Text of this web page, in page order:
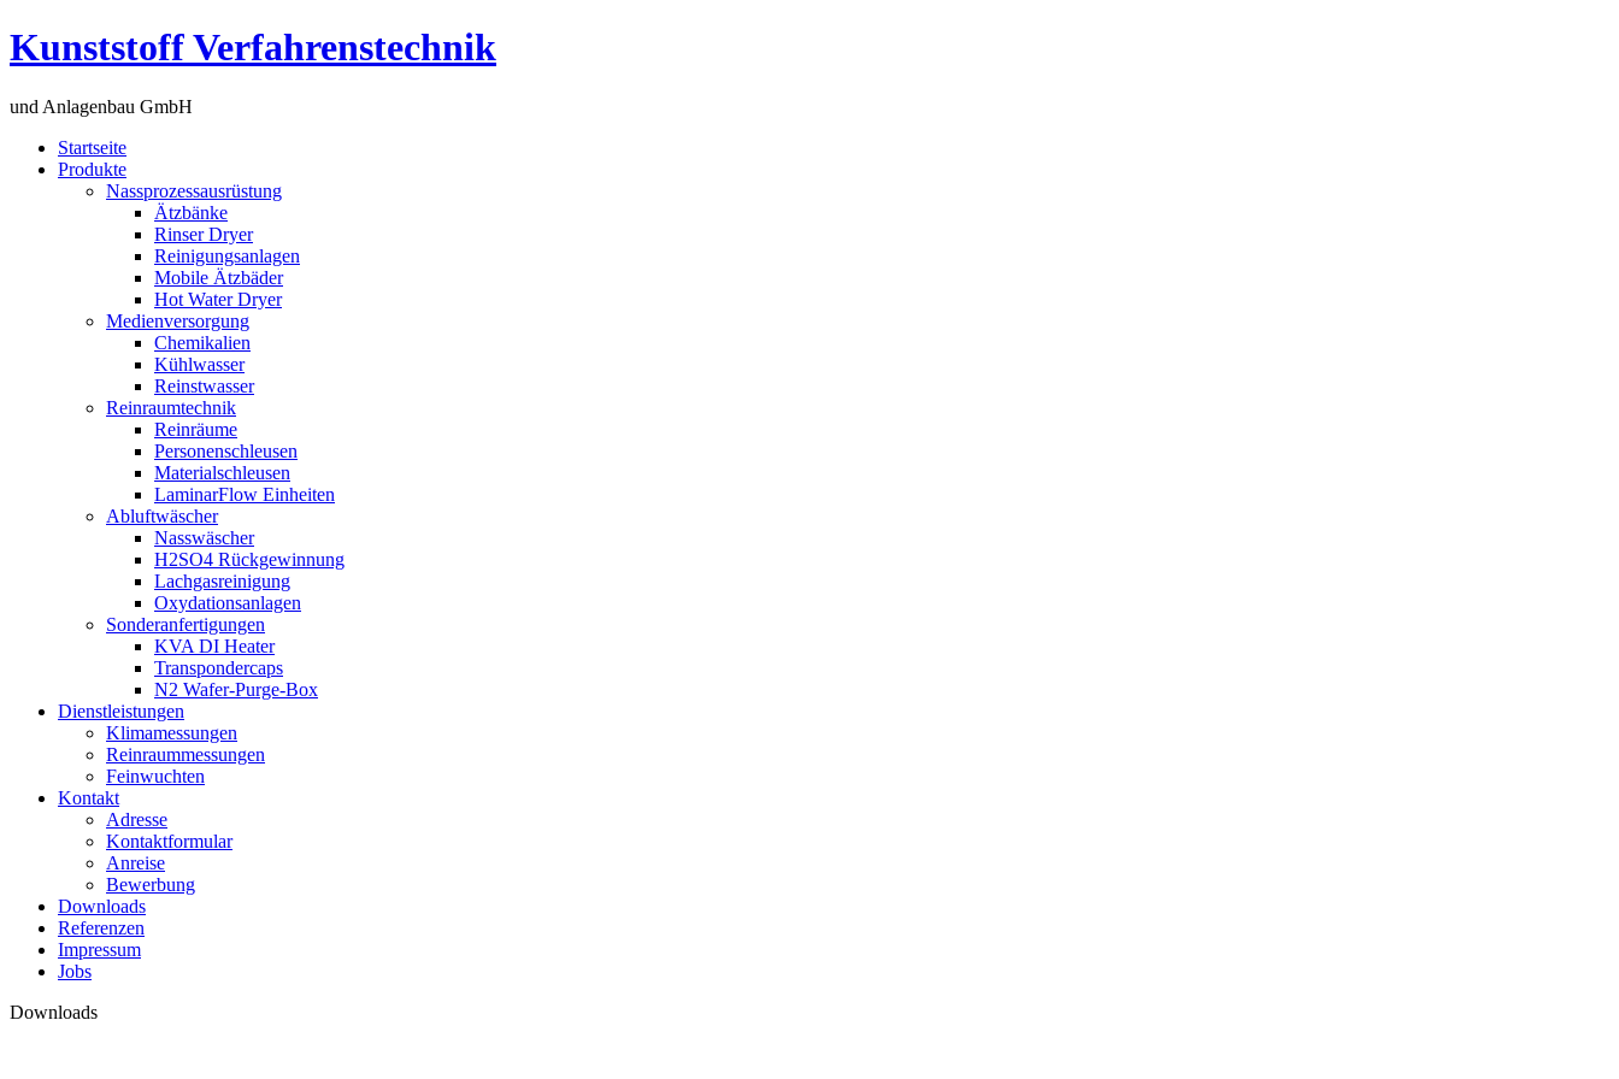
Kunststoff Verfahrenstechnik
und Anlagenbau GmbH
Startseite
Produkte
Nassprozessausrüstung
Ätzbänke
Rinser Dryer
Reinigungsanlagen
Mobile Ätzbäder
Hot Water Dryer
Medienversorgung
Chemikalien
Kühlwasser
Reinstwasser
Reinraumtechnik
Reinräume
Personenschleusen
Materialschleusen
LaminarFlow Einheiten
Abluftwäscher
Nasswäscher
H2SO4 Rückgewinnung
Lachgasreinigung
Oxydationsanlagen
Sonderanfertigungen
KVA DI Heater
Transpondercaps
N2 Wafer-Purge-Box
Dienstleistungen
Klimamessungen
Reinraummessungen
Feinwuchten
Kontakt
Adresse
Kontaktformular
Anreise
Bewerbung
Downloads
Referenzen
Impressum
Jobs
Downloads